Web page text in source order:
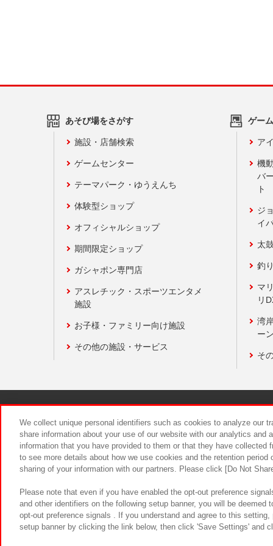
あそび場をさがす
施設・店舗検索
ゲームセンター
テーマパーク・ゆうえんち
体験型ショップ
オフィシャルショップ
期間限定ショップ
ガシャポン専門店
アスレチック・スポーツエンタメ
施設
お子様・ファミリー向け施設
その他の施設・サービス
ゲー
ア
機
バ
ト
ジ
イ
太
釣
マ
リ
湾
ー
そ
食品のご
We collect unique personal identifiers such as cookies to analyze our
share information about your use of our website with our analytics and
information that you have provided to them or that they have
to see more details about how we use cookies and the retention
sharing of your information with our partners. Please click [Do Not
Please note that even if you have enabled the opt-out preference
and other identifiers on the following setup banner, you will be
opt-out preference signals . If you understand and agree to this
setup banner by clicking the link below, then click 'Save Settings' and